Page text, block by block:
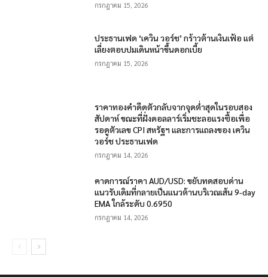
กรกฎาคม 15, 2026
ประธานเฟด ‘เควิน วอร์ช’ กร้าวต้านเงินเฟ้อ แต่
เลี่ยงตอบปมเดินหน้าขึ้นดอกเบี้ย
กรกฎาคม 15, 2026
ราคาทองคำดีดตัวกลับจากจุดต่ำสุดในรอบสอง
สัปดาห์ ขณะที่ฝั่งดอลลาร์เริ่มชะลอแรงซื้อเพื่อ
รอดูตัวเลข CPI สหรัฐฯ และการแถลงของ เควิน
วอร์ช ประธานเฟด
กรกฎาคม 14, 2026
คาดการณ์ราคา AUD/USD: ขยับทดสอบด่าน
แนวรับเดิมที่กลายเป็นแนวต้านบริเวณเส้น 9-day
EMA ใกล้ระดับ 0.6950
กรกฎาคม 14, 2026